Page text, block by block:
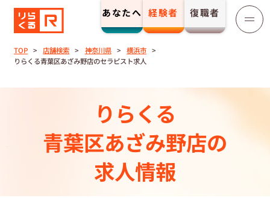
あなたへ 経験者 復職者
りらくる
セラピスト募集
セラピストストーリー⼀覧
収⼊とサポート
TOP 店舗検索 神奈川県
横浜市
りらくる青葉区あざみ野店のセラピスト求人
りらくる
青葉区あざみ野店の
求人情報